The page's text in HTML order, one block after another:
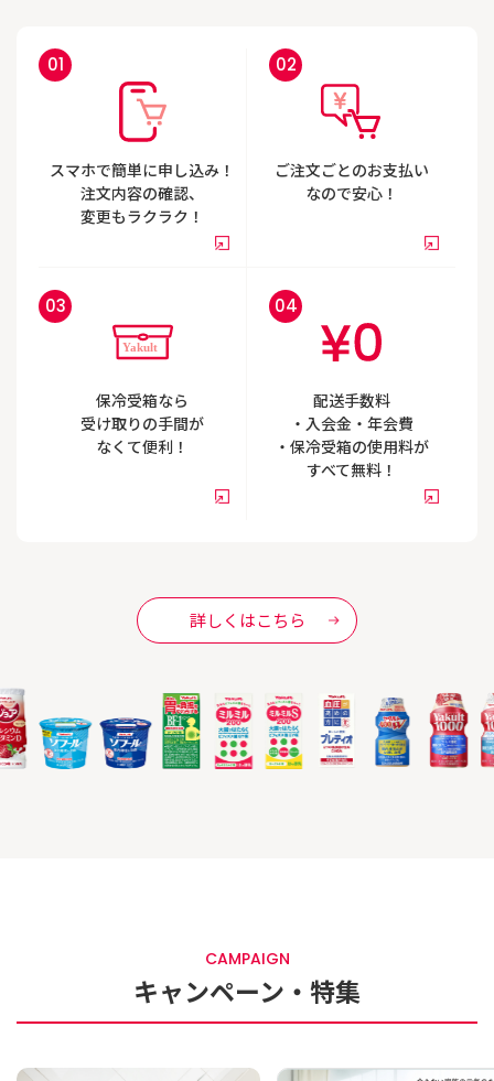
ヤクルト）1000（1パック7本
）に「乳酸菌 シロタ株」を1,000
います。ストレスを感じている人
不満を感じている人におすすめで
「乳酸菌 シロタ株」と
でＷの強さ。1本80mlに
シロタ株」と腸内のビフ
たらきのある「ガラクト
んでいます。
スマホで簡単に申し込み！
注文内容の確認、
変更もラクラク！
ご注文ごとのお支払い
なので安心！
保冷受箱なら
受け取りの手間が
なくて便利！
配送手数料
・入会金・年会費
・保冷受箱の使用料が
すべて無料！
詳しくはこちら
CAMPAIGN
キャンペーン・特集